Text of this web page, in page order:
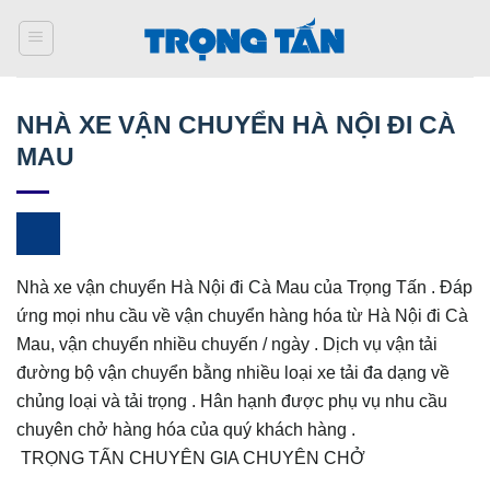
qua
NHÀ XE VẬN CHUYỂN HÀ NỘI ĐI CÀ
MAU
Nhà xe vận chuyển Hà Nội đi Cà Mau của Trọng Tấn . Đáp
ứng mọi nhu cầu về vận chuyển hàng hóa từ Hà Nội đi Cà
Mau, vận chuyển nhiều chuyến / ngày . Dịch vụ vận tải
đường bộ vận chuyển bằng nhiều loại xe tải đa dạng về
chủng loại và tải trọng . Hân hạnh được phụ vụ nhu cầu
chuyên chở hàng hóa của quý khách hàng .
TRỌNG TẤN CHUYÊN GIA CHUYÊN CHỞ